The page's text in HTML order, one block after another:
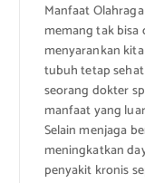
Manfaat
memang tak bisa
menyarankan
tubuh tetap
seorang dokter
manfaat yang
Selain menjaga
meningkatkan
penyakit kronis